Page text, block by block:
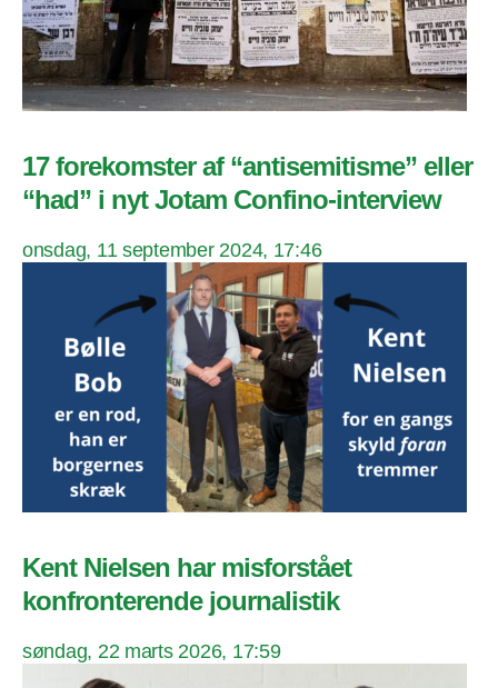
17 forekomster af “antisemitisme” eller
“had” i nyt Jotam Confino-interview
onsdag, 11 september 2024, 17:46
Kent Nielsen har misforstået
konfronterende journalistik
søndag, 22 marts 2026, 17:59